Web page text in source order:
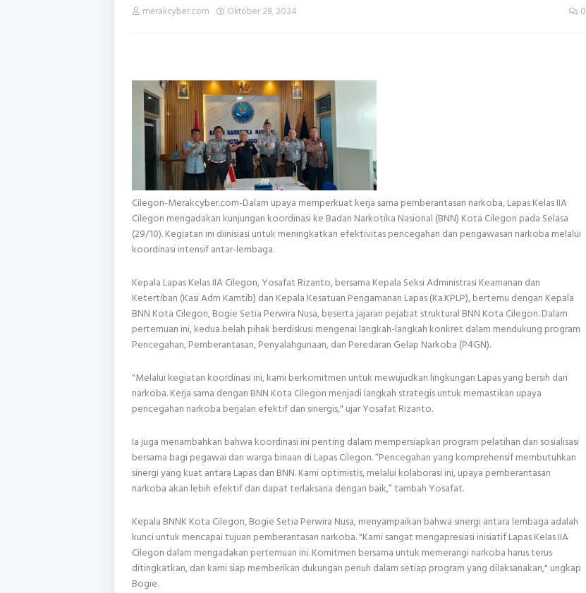
merakcyber.com Oktober 29, 2024 0
Cilegon-Merakcyber.com-Dalam upaya memperkuat kerja sama pemberantasan narkoba, Lapas Kelas IIA
Cilegon mengadakan kunjungan koordinasi ke Badan Narkotika Nasional (BNN) Kota Cilegon pada Selasa
(29/10). Kegiatan ini diinisiasi untuk meningkatkan efektivitas pencegahan dan pengawasan narkoba melalui
koordinasi intensif antar-lembaga.
Kepala Lapas Kelas IIA Cilegon, Yosafat Rizanto, bersama Kepala Seksi Administrasi Keamanan dan
Ketertiban (Kasi Adm Kamtib) dan Kepala Kesatuan Pengamanan Lapas (Ka.KPLP), bertemu dengan Kepala
BNN Kota Cilegon, Bogie Setia Perwira Nusa, beserta jajaran pejabat struktural BNN Kota Cilegon. Dalam
pertemuan ini, kedua belah pihak berdiskusi mengenai langkah-langkah konkret dalam mendukung program
Pencegahan, Pemberantasan, Penyalahgunaan, dan Peredaran Gelap Narkoba (P4GN).
"Melalui kegiatan koordinasi ini, kami berkomitmen untuk mewujudkan lingkungan Lapas yang bersih dari
narkoba. Kerja sama dengan BNN Kota Cilegon menjadi langkah strategis untuk memastikan upaya
pencegahan narkoba berjalan efektif dan sinergis," ujar Yosafat Rizanto.
Ia juga menambahkan bahwa koordinasi ini penting dalam mempersiapkan program pelatihan dan sosialisasi
bersama bagi pegawai dan warga binaan di Lapas Cilegon. “Pencegahan yang komprehensif membutuhkan
sinergi yang kuat antara Lapas dan BNN. Kami optimistis, melalui kolaborasi ini, upaya pemberantasan
narkoba akan lebih efektif dan dapat terlaksana dengan baik,” tambah Yosafat.
Kepala BNNK Kota Cilegon, Bogie Setia Perwira Nusa, menyampaikan bahwa sinergi antara lembaga adalah
kunci untuk mencapai tujuan pemberantasan narkoba. "Kami sangat mengapresiasi inisiatif Lapas Kelas IIA
Cilegon dalam mengadakan pertemuan ini. Komitmen bersama untuk memerangi narkoba harus terus
ditingkatkan, dan kami siap memberikan dukungan penuh dalam setiap program yang dilaksanakan," ungkap
Bogie.